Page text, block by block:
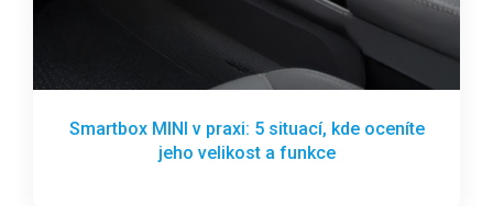
Smartbox MINI v praxi: 5 situací, kde oceníte
jeho velikost a funkce